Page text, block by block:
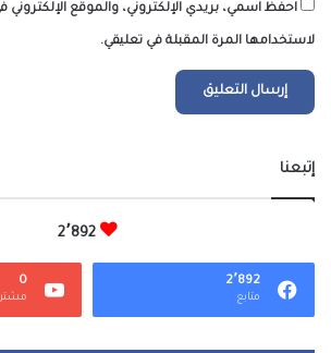
احفظ اسمي، بريدي الإلكتروني، والموقع
لاستخدامها المرة المقبلة في تعليقي.
إتبعنا
2٬892
2٬892
متابع
0